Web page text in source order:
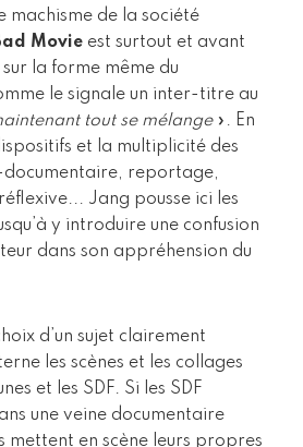
machisme de la société
Movie est surtout et avant
la forme même du
le signale un inter-titre au
tout se mélange». En
et la multiplicité des
reportage,
Jang pousse ici les
y introduire une confusion
dans son appréhension du
d’un sujet clairement
les scènes et les collages
et les SDF. Si les SDF
une veine documentaire
mettent en scène leurs propres